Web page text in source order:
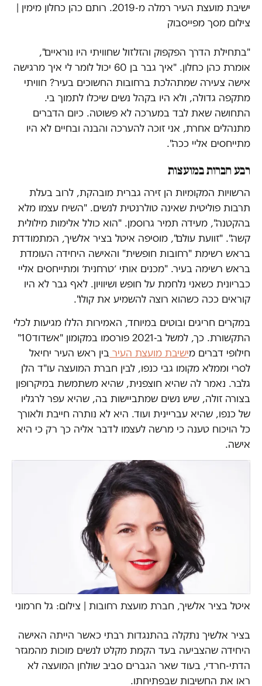
ישיבת מועצת העיר רמלה מ-2019. רותם כהן כחלון מימין |
צילום מסך מפייסבוק
"בתחילת הדרך הפקפוק והזלזול שחוויתי היו נוראיים",
אומרת כהן כחלון. "איך גבר בן 60 יכול לומר לי איך מרגישה
אישה צעירה שמתהלכת ברחובות החשוכים בעיר? חוויתי
מתקפה גדולה, ולא היו בקהל נשים שיכלו לתמוך בי.
התחושה שאת לבד במערכה לא פשוטה. כיום הדברים
מתנהלים אחרת, אני זוכה להערכה והבנה ובחיים לא היו
מתייחסים אליי ככה".
רבע חברות במועצות
הרשויות המקומיות הן זירה גברית מובהקת, לרוב בעלת
תרבות פוליטית שאינה טולרנטית לנשים. "השיח עצמו מלא
בהקטנה", מעידה תמיר גרוסמן. "הוא כולל אלימות מילולית
קשה". "זוועת עולם", מוסיפה איטל בציר אלשיך, המתמודדת
בראש רשימת "רחובות חופשית" והאישה היחידה העומדת
בראש רשימה בעיר. "מכנים אותי ׳טרחנית׳ ומתייחסים אליי
כבריונית כשאני נלחמת על חופש ושיוויון. לאף גבר לא היו
קוראים ככה כשהוא רוצה להשמיע את קולו".
במקרים חריגים ובוטים במיוחד, האמירות הללו מגיעות לכלי
התקשורת. כך, למשל ב-2021 פורסמו במקומון "אשדוד10"
חילופי דברים מישיבת מועצת העיר בין ראש העיר יחיאל
לסרי וממלא מקומו גבי כנפו, לבין חברת המועצה עו"ד הלן
גלבר. נאמר לה שהיא חוצפנית, שהיא משתמשת במיקרופון
בצורה זולה, שיש נשים שמתביישות בה, שהיא עפר לרגליו
של כנפו, שהיא עבריינית ועוד. היא לא נותרה חייבת ולאורך
כל הויכוח טענה כי מרשה לעצמו לדבר אליה כך רק כי היא
אישה.
איטל בציר אלשיך, חברת מועצת רחובות | צילום: גל חרמוני
בציר אלשיך נתקלה בהתנגדות רבתי כאשר הייתה האישה
היחידה שהצביעה בעד הקמת מקלט לנשים מוכות מהמגזר
הדתי-חרדי, בעוד שאר הגברים סביב שולחן המועצה לא
ראו את החשיבות שבפתיחתו.